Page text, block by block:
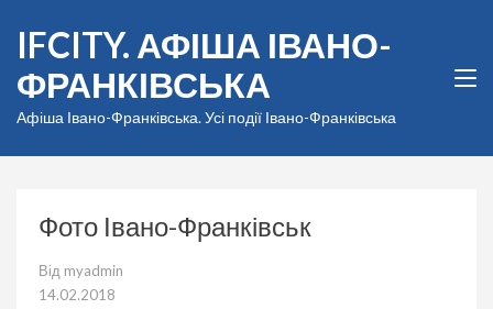
вмісту
(натисніть
Enter)
IFCITY. АФІША ІВАНО-
ФРАНКІВСЬКА
Афіша Івано-Франківська. Усі події Івано-Франківська
Фото Івано-Франківськ
Від myadmin
14.02.2018